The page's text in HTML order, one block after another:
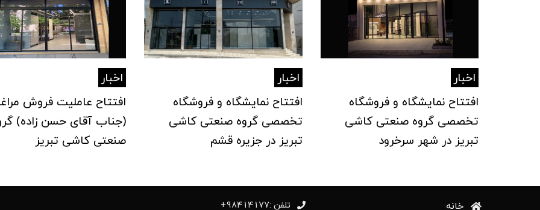
اخبار
افتتاح نمایشگاه و فروشگاه
تخصصی گروه صنعتی کاشی
تبریز در شهر سرخرود
اخبار
افتتاح نمایشگاه و فروشگاه
تخصصی گروه صنعتی کاشی
تبریز در جزیره قشم
اخبار
افتتاح عاملیت فروش
(جناب آقای حسن زاده)
صنعتی کاشی تبریز
خانه تلفن :98414177+